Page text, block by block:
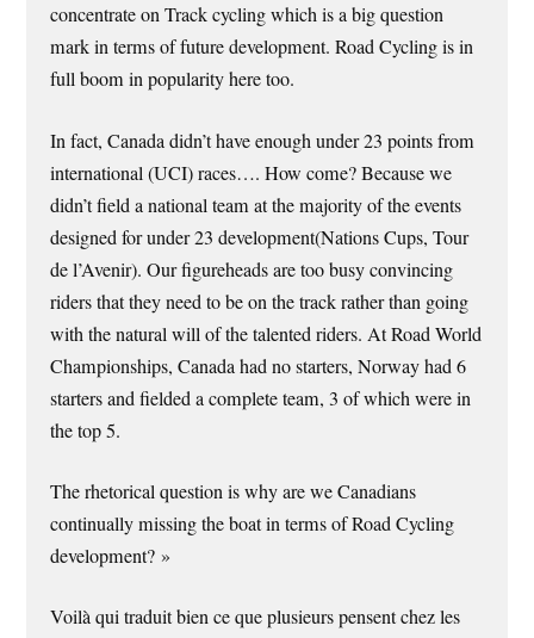
concentrate on Track cycling which is a big question
mark in terms of future development. Road Cycling is in
full boom in popularity here too.
In fact, Canada didn’t have enough under 23 points from
international (UCI) races…. How come? Because we
didn’t field a national team at the majority of the events
designed for under 23 development(Nations Cups, Tour
de l’Avenir). Our figureheads are too busy convincing
riders that they need to be on the track rather than going
with the natural will of the talented riders. At Road World
Championships, Canada had no starters, Norway had 6
starters and fielded a complete team, 3 of which were in
the top 5.
The rhetorical question is why are we Canadians
continually missing the boat in terms of Road Cycling
development? »
Voilà qui traduit bien ce que plusieurs pensent chez les